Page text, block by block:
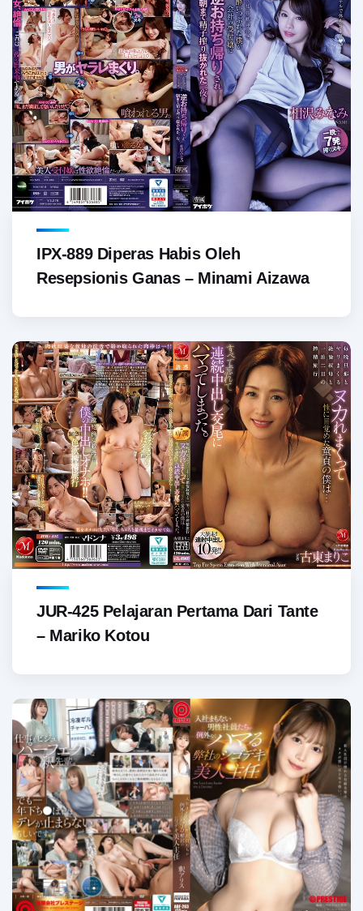
IPX-889 Diperas Habis Oleh
Resepsionis Ganas – Minami Aizawa
JUR-425 Pelajaran Pertama Dari Tante
– Mariko Kotou